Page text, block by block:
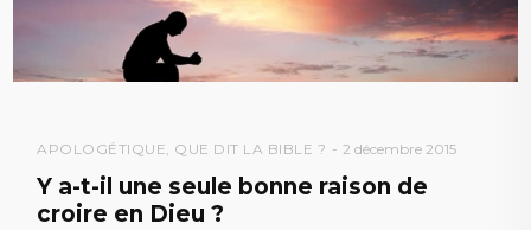
APOLOGÉTIQUE, QUE DIT LA BIBLE ? 2 décembre 2015
Y a-t-il une seule bonne raison de
croire en Dieu ?